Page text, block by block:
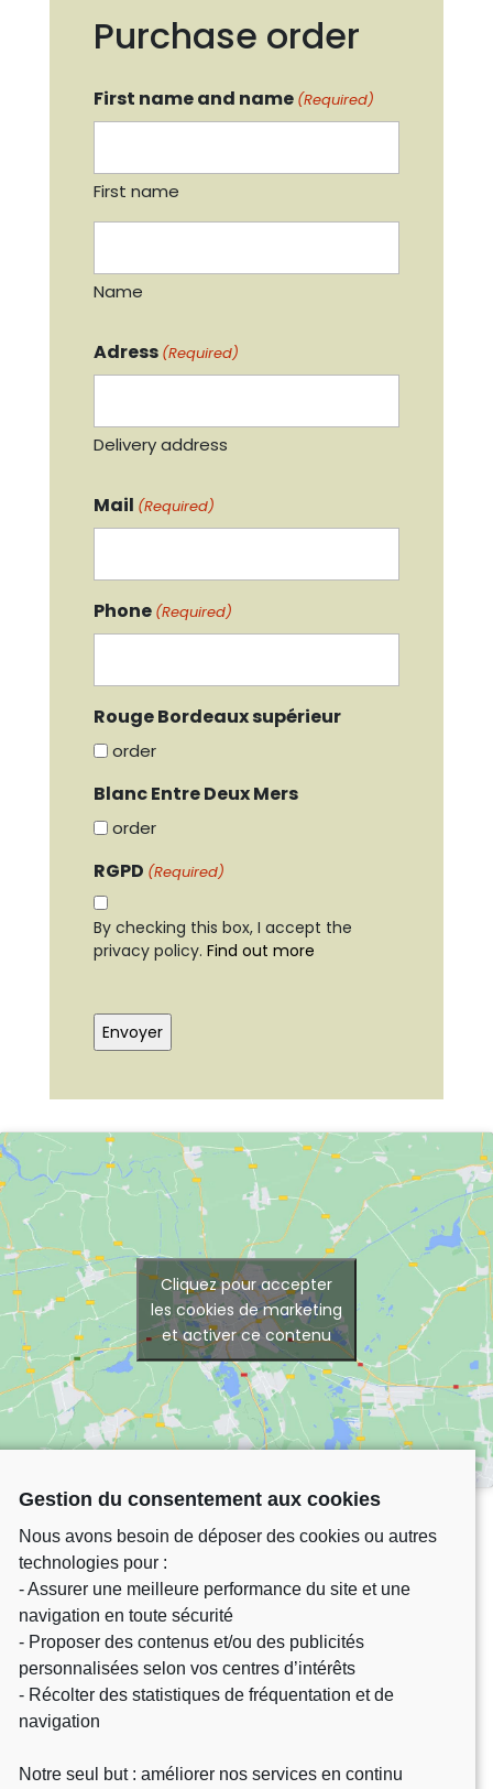
Purchase order
First name and name (Required)
First name
Name
Adress (Required)
Delivery address
Mail (Required)
Phone (Required)
Rouge Bordeaux supérieur
order
Blanc Entre Deux Mers
order
RGPD (Required)
By checking this box, I accept the
privacy policy. Find out more
Cliquez pour accepter
les cookies de marketing
et activer ce contenu
Château Martinon – départementale 230
Gestion du consentement aux cookies
Nous avons besoin de déposer des cookies ou autres
technologies pour :
- Assurer une meilleure performance du site et une
navigation en toute sécurité
- Proposer des contenus et/ou des publicités
personnalisées selon vos centres d’intérêts
- Récolter des statistiques de fréquentation et de
navigation
Notre seul but : améliorer nos services en continu